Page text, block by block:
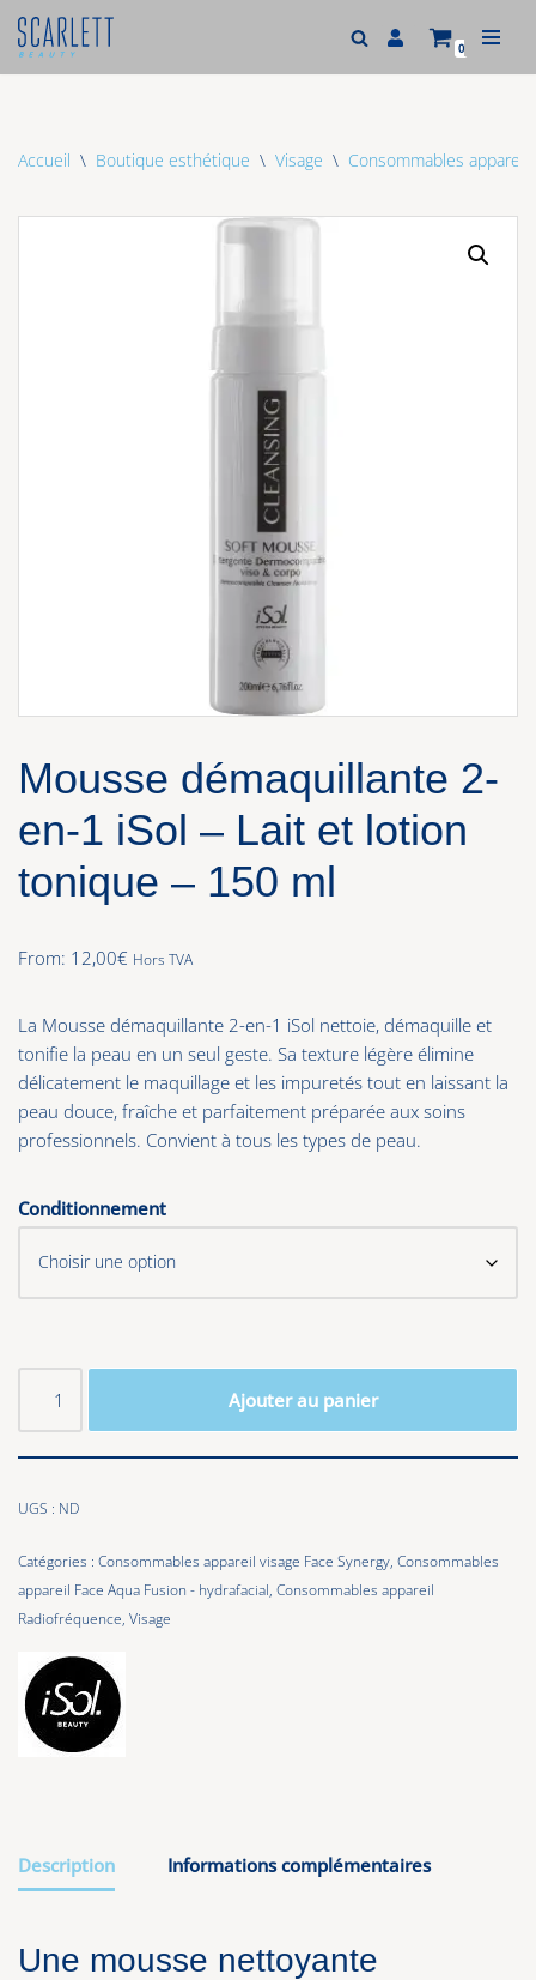
Aller
0
Accueil \ Boutique esthétique \ Visage \ Consommables appareil
Mousse démaquillante 2-
en-1 iSol – Lait et lotion
tonique – 150 ml
From: 12,00€ Hors TVA
La Mousse démaquillante 2-en-1 iSol nettoie, démaquille et
tonifie la peau en un seul geste. Sa texture légère élimine
délicatement le maquillage et les impuretés tout en laissant la
peau douce, fraîche et parfaitement préparée aux soins
professionnels. Convient à tous les types de peau.
Conditionnement
Ajouter au panier
UGS : ND
Catégories : Consommables appareil visage Face Synergy, Consommables
appareil Face Aqua Fusion - hydrafacial, Consommables appareil
Radiofréquence, Visage
Description Informations complémentaires
Une mousse nettoyante